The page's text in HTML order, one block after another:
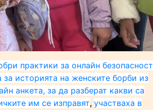
практики за онлайн безопасност
историята на женските борби из
анкета, за да разберат какви са
им се изправят, участваха в